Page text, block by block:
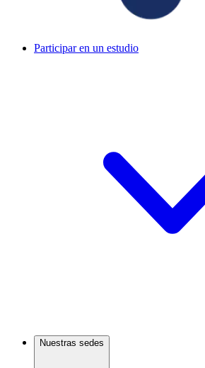
Participar en un estudio
Nuestras sedes